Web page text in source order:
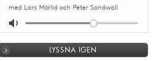
LYSSNA IGEN